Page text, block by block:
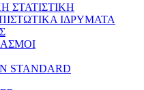
ΣΤΑΤΙΣΤΙΚΗ
ΙΔΡΥΜΑΤΑ
STANDARD